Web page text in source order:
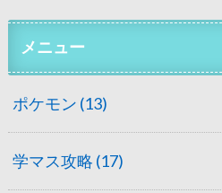
メニュー
ポケモン (13)
学マス攻略 (17)